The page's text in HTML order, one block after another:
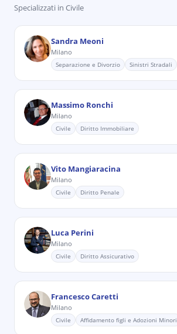
Specializzati in Civile
Sandra Meoni
Milano
Separazione e Divorzio Sinistri Stradali
Massimo Ronchi
Milano
Civile Diritto Immobiliare
Vito Mangiaracina
Milano
Civile Diritto Penale
Luca Perini
Milano
Civile Diritto Assicurativo
Francesco Caretti
Milano
Civile Affidamento figli e Adozioni Minori